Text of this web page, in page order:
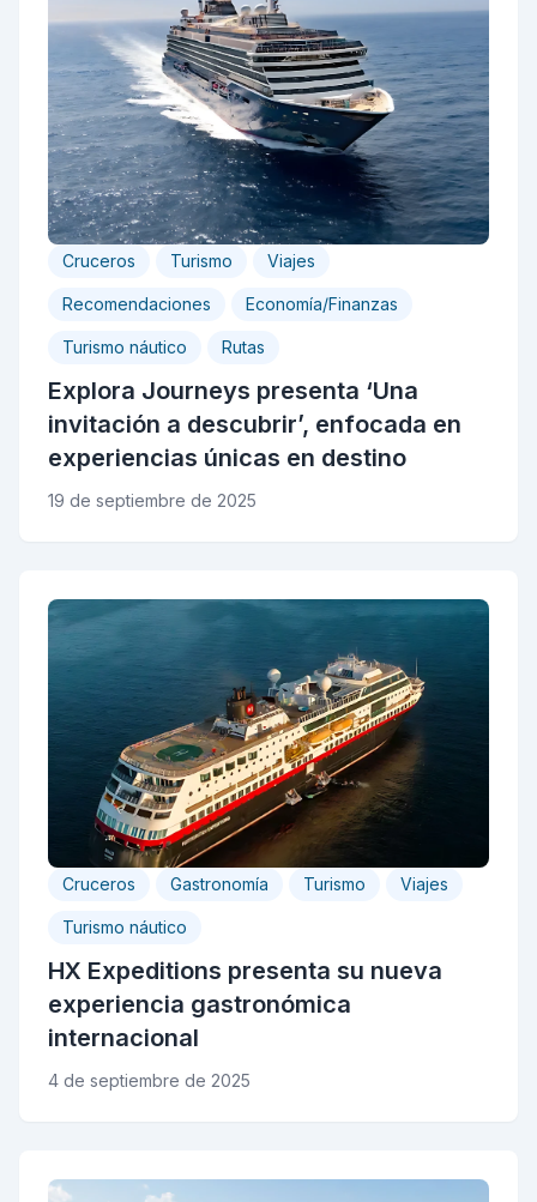
Cruceros Turismo Viajes
Recomendaciones Economía/Finanzas
Turismo náutico Rutas
Explora Journeys presenta ‘Una
invitación a descubrir’, enfocada en
experiencias únicas en destino
19 de septiembre de 2025
Cruceros Gastronomía Turismo Viajes
Turismo náutico
HX Expeditions presenta su nueva
experiencia gastronómica
internacional
4 de septiembre de 2025